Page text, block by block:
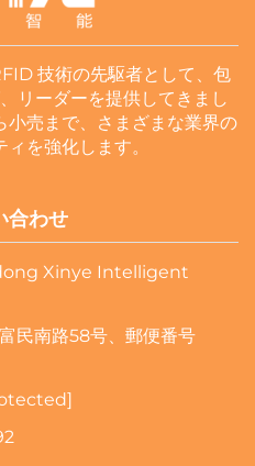
技術の先駆者として、包
リーダーを提供してきまし
小売まで、さまざまな業界の
を強化します。
合わせ
Xinye Intelligent
民南路58号、郵便番号